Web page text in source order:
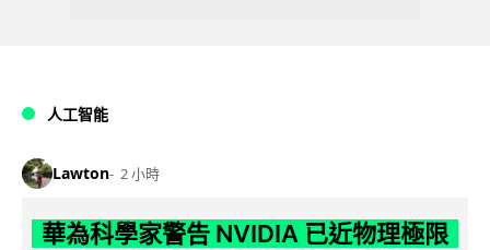
人工智能
Lawton 2 小時
華為科學家警告 NVIDIA 已近物理極限